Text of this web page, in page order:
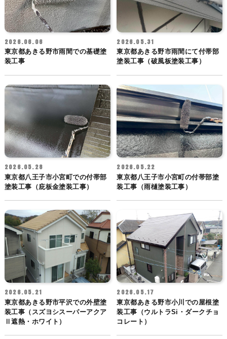
2026.06.06
東京都あきる野市雨間での基礎塗
装工事
2026.05.31
東京都あきる野市雨間にて付帯部
塗装工事（破風板塗装工事）
2026.05.28
東京都八王子市小宮町での付帯部
塗装工事（庇板金塗装工事）
2026.05.22
東京都八王子市小宮町の付帯部塗
装工事（雨樋塗装工事）
2026.05.21
東京都あきる野市平沢での外壁塗
装工事（スズヨシスーパーアクア
Ⅱ遮熱・ホワイト）
2026.05.17
東京都あきる野市小川での屋根塗
装工事（ウルトラSi・ダークチョ
コレート）